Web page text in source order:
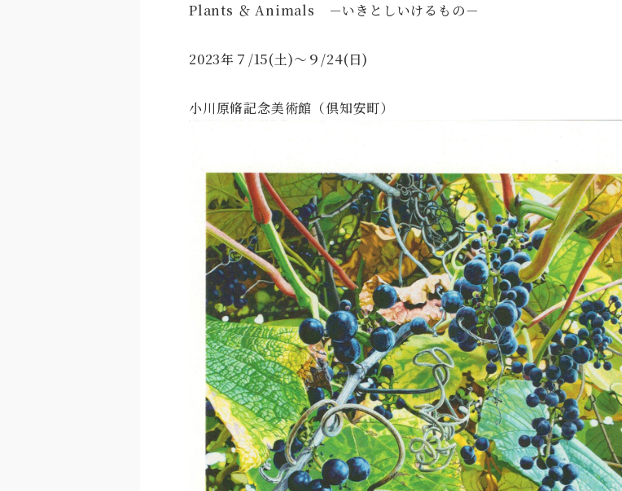
Plants ＆ Animals －いきとしいけるもの－
2023年７/15(土)～９/24(日)
小川原脩記念美術館（倶知安町）